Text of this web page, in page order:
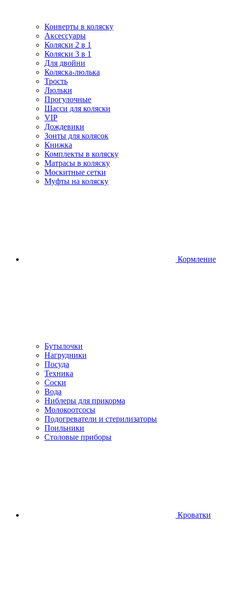
Конверты в коляску
Аксессуары
Коляски 2 в 1
Коляски 3 в 1
Для двойни
Коляска-люлька
Трость
Люльки
Прогулочные
Шасси для коляски
VIP
Дождевики
Зонты для колясок
Книжка
Комплекты в коляску
Матрасы в коляску
Москитные сетки
Муфты на коляску
Кормление
Бутылочки
Нагрудники
Посуда
Техника
Соски
Вода
Ниблеры для прикорма
Молокоотсосы
Подогреватели и стерилизаторы
Поильники
Столовые приборы
Кроватки